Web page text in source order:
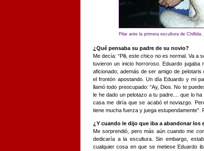
Pilar ante la primera escultura de Chillida.
¿Qué pensaba su padre de su novio?
Me decía: “Pili, este chico no es normal. Va a
tuvieron un inicio horroroso. Eduardo
aficionado; además de ser amigo de
el frontón apostando. Un día Eduardo y mi
llamó todo preocupado: “Ay, Dios. No te
le he dado un pelotazo a tu padre.... que lo
casa me diría que se acabó el noviazgo.
tiene mucha fuerza y juega estupendamente”.
¿Y cuando le dijo que iba a abandonar los
Me sorprendió, pero más aún cuando me
dedicaría a la escultura. Sin embargo,
cualquier cosa en que se metiese Eduardo